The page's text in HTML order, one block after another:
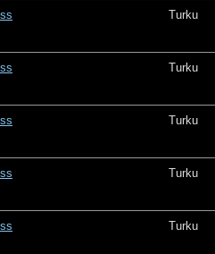
Turku
Turku
Turku
Turku
Turku